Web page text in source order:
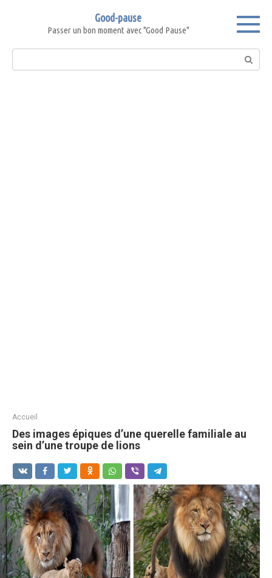
Good-pause
Passer un bon moment avec "Good Pause"
Search:
Accueil
Des images épiques d’une querelle familiale au
sein d’une troupe de lions